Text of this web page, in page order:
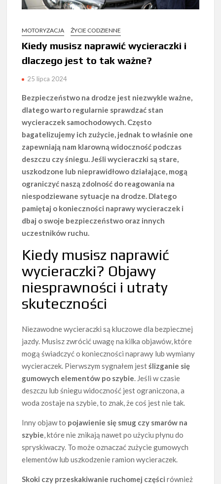
MOTORYZACJA ŻYCIE CODZIENNE
Kiedy musisz naprawić wycieraczki i
dlaczego jest to tak ważne?
25 lipca 2024
Bezpieczeństwo na drodze jest niezwykle ważne,
dlatego warto regularnie sprawdzać stan
wycieraczek samochodowych. Często
bagatelizujemy ich zużycie, jednak to właśnie one
zapewniają nam klarowną widoczność podczas
deszczu czy śniegu. Jeśli wycieraczki są stare,
uszkodzone lub nieprawidłowo działające, mogą
ograniczyć naszą zdolność do reagowania na
niespodziewane sytuacje na drodze. Dlatego
pamiętaj o konieczności naprawy wycieraczek i
dbaj o swoje bezpieczeństwo oraz innych
uczestników ruchu.
Kiedy musisz naprawić
wycieraczki? Objawy
niesprawności i utraty
skuteczności
Niezawodne wycieraczki są kluczowe dla bezpiecznej
jazdy. Musisz zwrócić uwagę na kilka objawów, które
mogą świadczyć o konieczności naprawy lub wymiany
wycieraczek. Pierwszym sygnałem jestślizganie się
gumowych elementów po szybie. Jeśli w czasie
deszczu lub śniegu widoczność jest ograniczona, a
woda zostaje na szybie, to znak, że coś jest nie tak.
Inny objaw to pojawienie się smug czy smarów na
szybie, które nie znikają nawet po użyciu płynu do
spryskiwaczy. To może oznaczać zużycie gumowych
elementów lub uszkodzenie ramion wycieraczek.
Skoki czy przeskakiwanie ruchomej części również